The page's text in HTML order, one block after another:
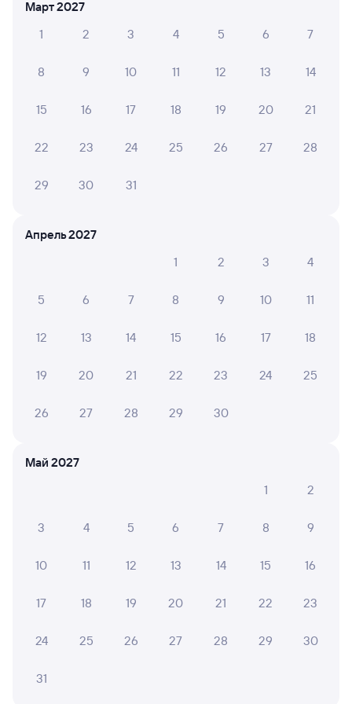
713Г Ласточка 8,8
Нижний Новгород
Москва
17:49 21:59
Дни следования ближайшие: 9, 10, 11 августа
от755 ⁠₽
Выберите дату
Самый быстрый
Сидячий
Найдём билет на поезд за вас
Отели в Москве
Март 2027
1
2 3 4 5 6 7
8 9 10 11 12 13 14
15 16 17 18 19 20 21
22 23 24 25 26 27 28
29 30 31
Апрель 2027
1
2 3 4
5 6 7 8 9 10 11
12 13 14 15 16 17 18
19 20 21 22 23 24 25
26 27 28 29 30
Май 2027
1
2
3 4 5 6 7 8 9
10 11 12 13 14 15 16
17 18 19 20 21 22 23
24 25 26 27 28 29 30
31